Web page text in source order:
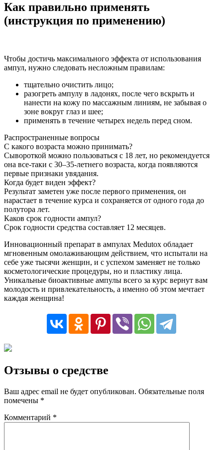
Как правильно применять
(инструкция по применению)
Чтобы достичь максимального эффекта от использования
ампул, нужно следовать несложным правилам:
тщательно очистить лицо;
разогреть ампулу в ладонях, после чего вскрыть и
нанести на кожу по массажным линиям, не забывая о
зоне вокруг глаз и шее;
применять в течение четырех недель перед сном.
Распространенные вопросы
С какого возраста можно принимать?
Сывороткой можно пользоваться с 18 лет, но рекомендуется
она все-таки с 30–35-летнего возраста, когда появляются
первые признаки увядания.
Когда будет виден эффект?
Результат заметен уже после первого применения, он
нарастает в течение курса и сохраняется от одного года до
полутора лет.
Каков срок годности ампул?
Срок годности средства составляет 12 месяцев.
Инновационный препарат в ампулах Medutox обладает
мгновенным омолаживающим действием, что испытали на
себе уже тысячи женщин, и с успехом заменяет не только
косметологические процедуры, но и пластику лица.
Уникальные биоактивные ампулы всего за курс вернут вам
молодость и привлекательность, а именно об этом мечтает
каждая женщина!
Отзывы о средстве
Ваш адрес email не будет опубликован. Обязательные поля
помечены *
Комментарий *